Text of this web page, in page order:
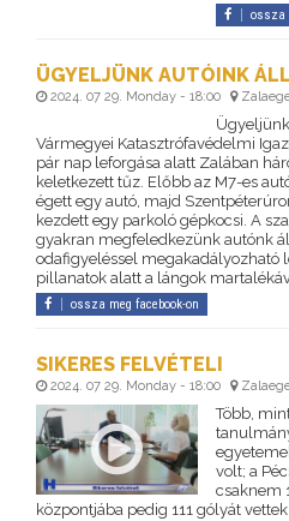
ossza
ÜGYELJÜNK AUTÓINK
2024. 07 29. Monday - 18:00
Vármegyei Katasztrófavédelmi
pár nap leforgása alatt Zalában
keletkezett tűz. Előbb az M7-es
égett egy autó, majd
kezdett egy parkoló gépkocsi. A
gyakran megfeledkezünk autónk
odafigyeléssel megakadályozható
pillanatok alatt a lángok
ossza meg facebook-on
SIKERES FELVÉTELI
2024. 07 29. Monday - 18:00
Több,
volt; a
csaknem
központjába pedig 111 gólyát